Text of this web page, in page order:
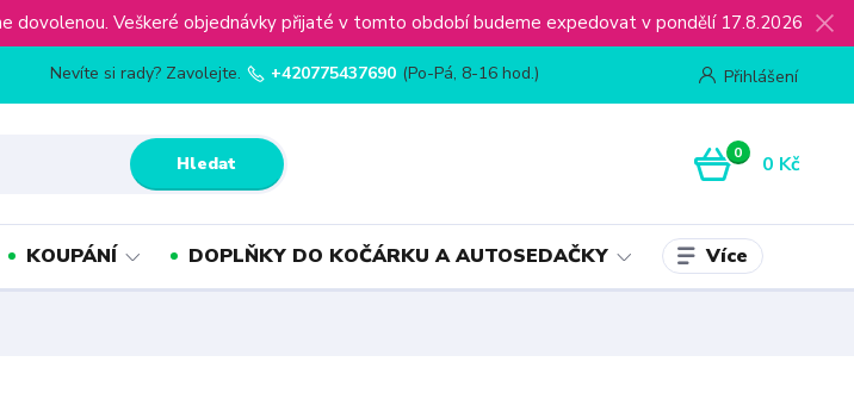
dovolenou. Veškeré objednávky přijaté v tomto období budeme expedovat v pondělí 17.8.2026
Přihlášení
Hledat
Nevíte si rady? Zavolejte. +420775437690 (Po-Pá, 8-16 hod.)
0 0 Kč
KOUPÁNÍ DOPLŇKY DO KOČÁRKU A AUTOSEDAČKY Více